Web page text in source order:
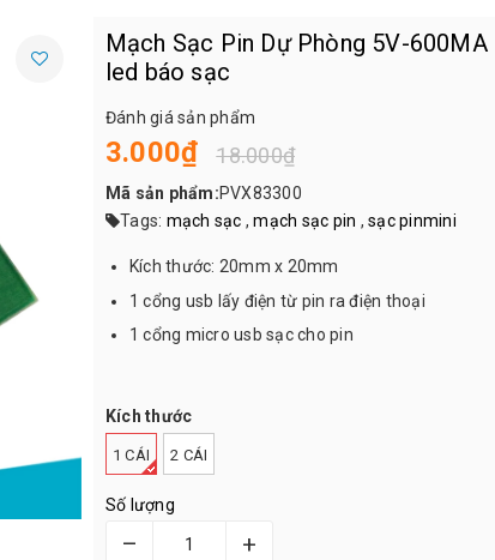
Mạch Sạc Pin Dự Phòng 5V-600MA
led báo sạc
Đánh giá sản phẩm
3.000₫ 18.000₫
Mã sản phẩm:PVX83300
Tags: mạch sạc ,mạch sạc pin , sạc pinmini
Kích thước: 20mm x 20mm
1 cổng usb lấy điện từ pin ra điện thoại
1 cổng micro usb sạc cho pin
Kích thước
1 CÁI 2 CÁI
Số lượng
– +